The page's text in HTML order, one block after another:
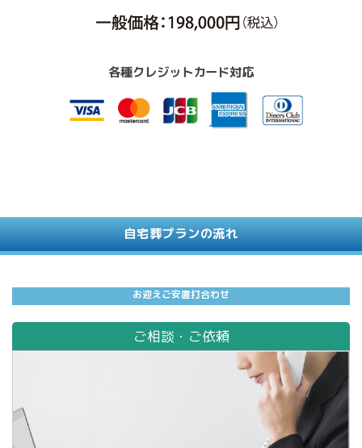
各種クレジットカード対応
自宅葬プランの流れ
お迎えご安置打合わせ
ご相談・ご依頼